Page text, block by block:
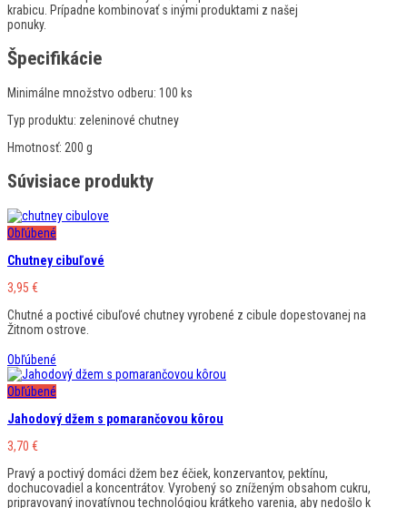
krabicu. Prípadne kombinovať s inými produktami z našej
ponuky.
Špecifikácie
Minimálne množstvo odberu: 100 ks
Typ produktu: zeleninové chutney
Hmotnosť: 200 g
Súvisiace produkty
Obľúbené
Chutney cibuľové
3,95 €
Chutné a poctivé cibuľové chutney vyrobené z cibule dopestovanej na
Žitnom ostrove.
Obľúbené
Obľúbené
Jahodový džem s pomarančovou kôrou
3,70 €
Pravý a poctivý domáci džem bez éčiek, konzervantov, pektínu,
dochucovadiel a koncentrátov. Vyrobený so zníženým obsahom cukru,
pripravovaný inovatívnou technológiou krátkeho varenia, aby nedošlo k